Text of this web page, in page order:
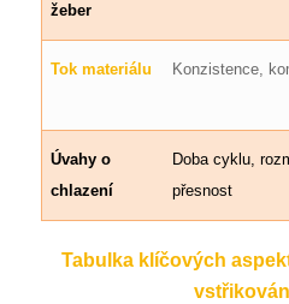
žeber
Tok materiálu Konzistence,
Úvahy o
chlazení
Doba cyklu,
přesnost
Tabulka klíčových
SV
HU
ES_MX